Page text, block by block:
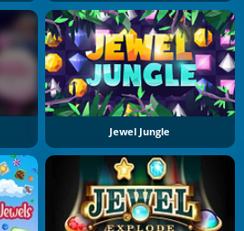
Jewel Jungle